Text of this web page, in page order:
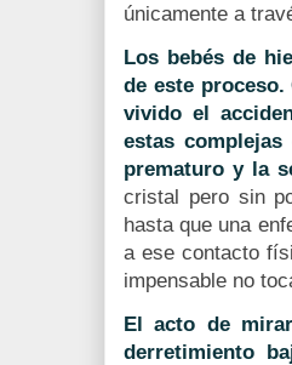
únicamente a
Los bebés de
de este
vivido el
estas
prematuro y la
cristal pero sin
hasta que una
a ese contacto
impensable no
El acto de
derretimiento